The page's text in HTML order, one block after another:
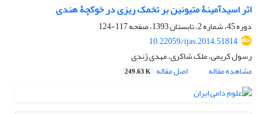
اثر اسیدآمینۀ متیونین بر تخمک‏ ریزی در خوکچۀ هندی
دوره 45، شماره 2، تابستان 1393، صفحه
117-124
10.22059/ijas.2014.51814
رسول کریمی، ملک شاکری، مهدی ژندی
مشاهده مقاله
اصل مقاله 249.63 K